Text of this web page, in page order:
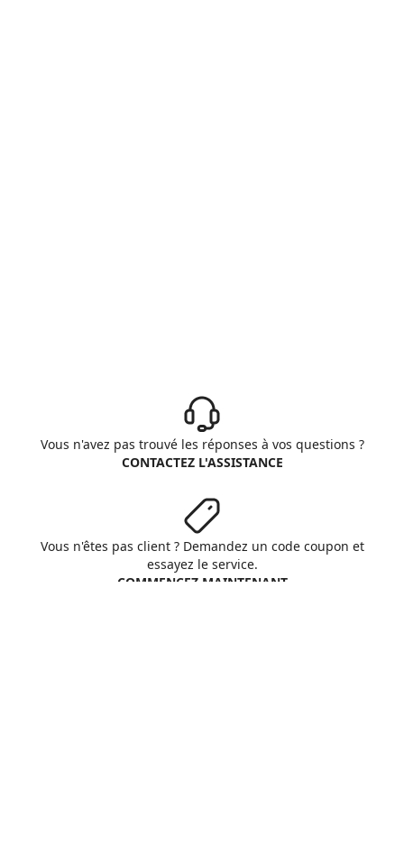
Vous n'avez pas trouvé les réponses à vos questions ?
CONTACTEZ L'ASSISTANCE
Vous n'êtes pas client ? Demandez un code coupon et
essayez le service.
COMMENCEZ MAINTENANT